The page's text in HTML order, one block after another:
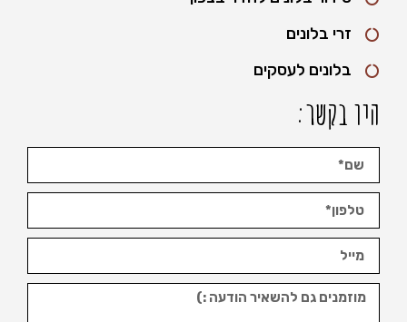
זרי בלונים
בלונים לעסקים
היו בקשר: